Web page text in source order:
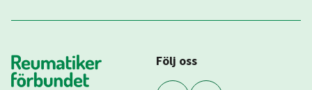
Följ oss